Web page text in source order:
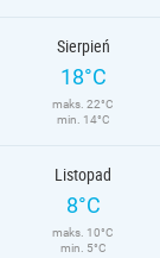
Sierpień
18°C
maks. 22°C
min. 14°C
Listopad
8°C
maks. 10°C
min. 5°C